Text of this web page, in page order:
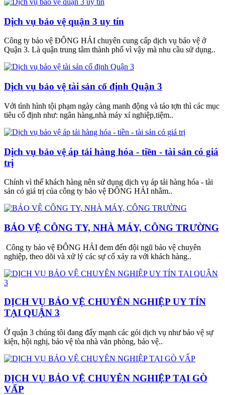
Dịch vụ bảo vệ quận 3 uy tín
Công ty bảo vệ ĐÔNG HẢI chuyên cung cấp dịch vụ bảo vệ ở
Quận 3. Là quận trung tâm thành phố vì vậy mà nhu cầu sử dụng..
Dịch vụ bảo vệ tài sản cố định Quận 3
Với tình hình tội phạm ngày càng manh động và táo tợn thì các mục
tiêu cố định như: ngân hàng,nhà máy xí nghiệp,tiệm..
Dịch vụ bảo vệ áp tải hàng hóa - tiền - tài sản có giá
trị
Chính vì thế khách hàng nên sử dụng dịch vụ áp tải hàng hóa - tài
sản có giá trị của công ty bảo vệ ĐÔNG HẢI nhằm..
BẢO VỆ CÔNG TY, NHÀ MÁY, CÔNG TRƯỜNG
Công ty bảo vệ ĐÔNG HẢI đem đến đội ngũ bảo vệ chuyên
nghiệp, theo dõi và xử lý các sự cố xảy ra với khách hàng..
DỊCH VỤ BẢO VỆ CHUYÊN NGHIỆP UY TÍN
TẠI QUẬN 3
Ở quận 3 chúng tôi đang đẩy mạnh các gói dịch vụ như bảo vệ sự
kiện, hội nghị, bảo vệ tòa nhà văn phòng, bảo vệ..
DỊCH VỤ BẢO VỆ CHUYÊN NGHIỆP TẠI GÒ
VẤP